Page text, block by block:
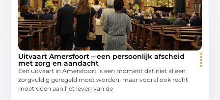
Uitvaart Amersfoort – een persoonlijk afscheid
met zorg en aandacht
Een uitvaart in Amersfoort is een moment dat niet alleen
zorgvuldig geregeld moet worden, maar vooral ook recht
moet doen aan het leven van de